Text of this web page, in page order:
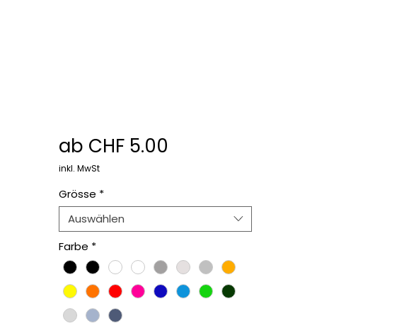
ab CHF 5.00
inkl. MwSt
Grösse *
Auswählen
Farbe *